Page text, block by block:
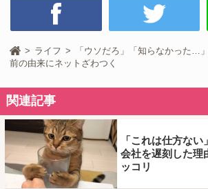
ライフ
「ウソだろ」「知らなかった…
前の由来にネットざわつく
関連記事
「これは仕方な
会社を遅刻した理
ッコリ